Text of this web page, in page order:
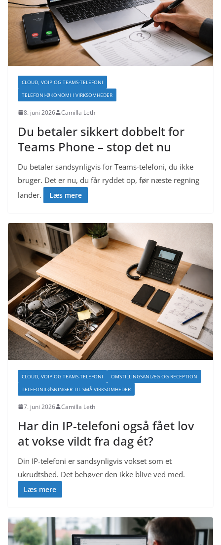
CLOUD, VOIP OG TEAMS-TELEFONI
TELEFONI-ØKONOMI I VIRKSOMHEDER
8. juni 2026 Camilla Leth
Du betaler sikkert dobbelt for
Teams Phone – stop det nu
Du betaler sandsynligvis for Teams-telefoni, du ikke
bruger. Det er nu, du får ryddet op, før næste regning
lander.
Læs mere
CLOUD, VOIP OG TEAMS-TELEFONI
OMSTILLINGSANLÆG OG RECEPTION
TELEFONILØSNINGER TIL SMÅ VIRKSOMHEDER
7. juni 2026 Camilla Leth
Har din IP-telefoni også fået lov
at vokse vildt fra dag ét?
Din IP-telefoni er sandsynligvis vokset som et
ukrudtsbed. Det behøver den ikke blive ved med.
Læs mere